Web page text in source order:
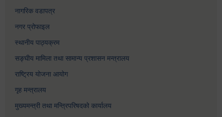
नागरिक वडापत्र
नगर प्रोफाइल
स्थानीय पाठ्यक्रम
सङ्घीय मामिला तथा सामान्य प्रशासन मन्त्रालय
राष्ट्रिय योजना आयोग
गृह मन्त्रालय
मुख्यमन्त्री तथा मन्त्रिपरिषदको कार्यालय